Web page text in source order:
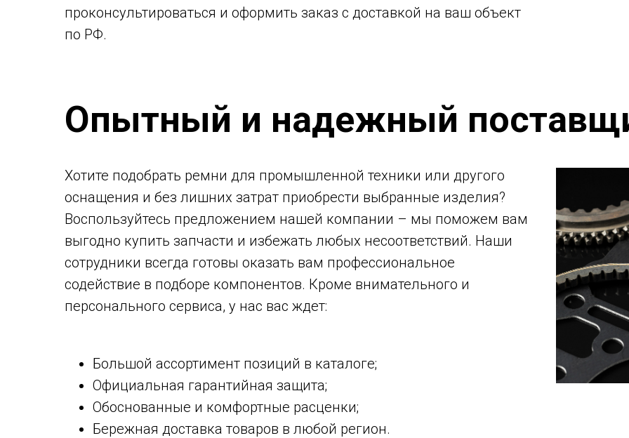
проконсультироваться и оформить заказ с доставкой на ваш объект
по РФ.
Опытный и надежный
Хотите подобрать ремни для промышленной техники или другого
оснащения и без лишних затрат приобрести выбранные изделия?
Воспользуйтесь предложением нашей компании – мы поможем вам
выгодно купить запчасти и избежать любых несоответствий. Наши
сотрудники всегда готовы оказать вам профессиональное
содействие в подборе компонентов. Кроме внимательного и
персонального сервиса, у нас вас ждет:
Большой ассортимент позиций в каталоге;
Официальная гарантийная защита;
Обоснованные и комфортные расценки;
Бережная доставка товаров в любой регион.